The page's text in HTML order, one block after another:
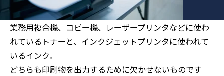
業務用複合機、コピー機、レーザープリンタなどに使わ
れているトナーと、インクジェットプリンタに使われて
いるインク。
どちらも印刷物を出力するために欠かせないものです